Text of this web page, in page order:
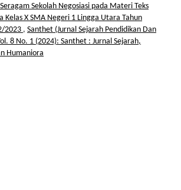
Sekolah Negosiasi pada Materi Teks
Kelas X SMA Negeri 1 Lingga Utara Tahun
2023 , Santhet (Jurnal Sejarah Pendidikan Dan
8 No. 1 (2024): Santhet : Jurnal Sejarah,
Humaniora